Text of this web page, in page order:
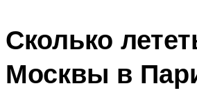
Сколько
Москвы в